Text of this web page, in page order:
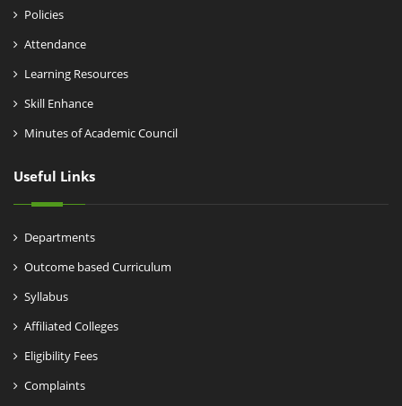
Policies
Attendance
Learning Resources
Skill Enhance
Minutes of Academic Council
Useful Links
Departments
Outcome based Curriculum
Syllabus
Affiliated Colleges
Eligibility Fees
Complaints